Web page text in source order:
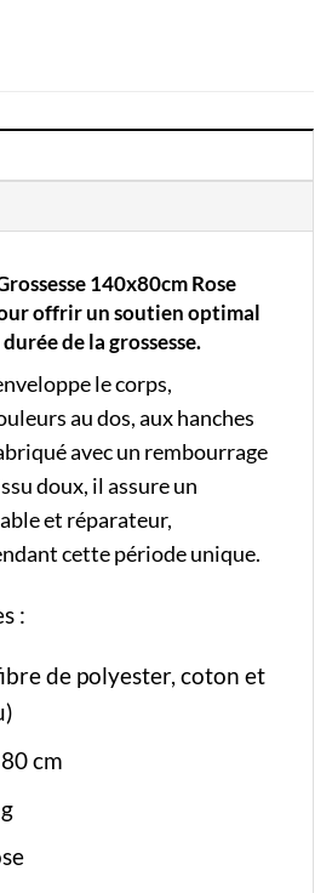
140x80cm Rose
offrir un soutien optimal
de la grossesse.
le corps,
au dos, aux hanches
avec un rembourrage
doux, il assure un
et réparateur,
cette période unique.
:
de polyester, coton et
cm